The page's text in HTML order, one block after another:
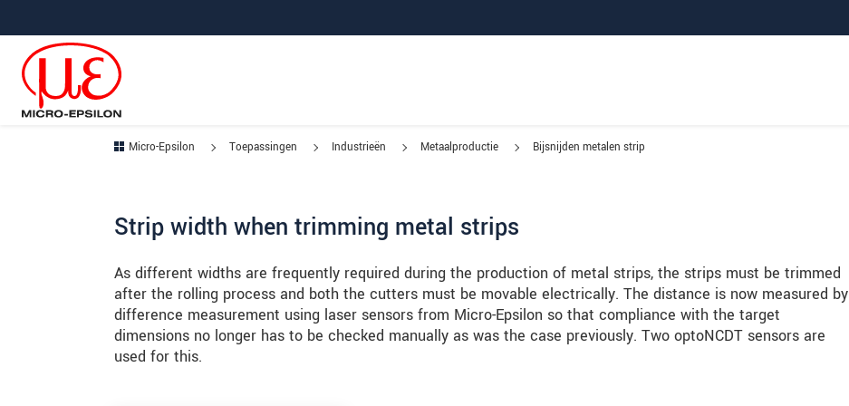
Micro-Epsilon Toepassingen Industrieën Metaalproductie Bijsnijden metalen strip
Strip width when trimming metal strips
As different widths are frequently required during the production of metal strips, the strips must be trimmed
after the rolling process and both the cutters must be movable electrically. The distance is now measured by
difference measurement using laser sensors from Micro-Epsilon so that compliance with the target
dimensions no longer has to be checked manually as was the case previously. Two optoNCDT sensors are
used for this.